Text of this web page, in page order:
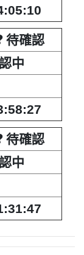
待確認
中
待確認
中